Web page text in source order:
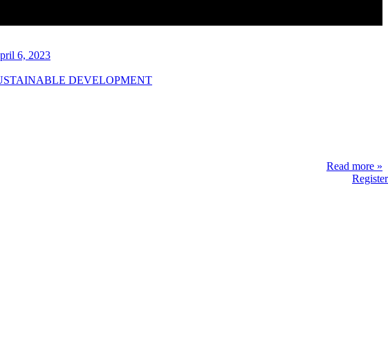
6, 2023
DEVELOPMENT
Read more »
Register